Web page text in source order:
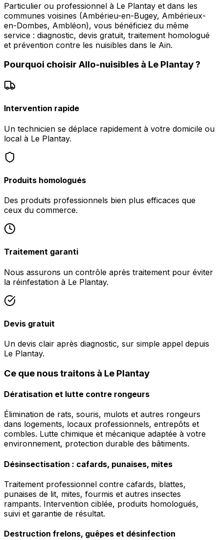
Particulier ou professionnel à Le Plantay et dans les
communes voisines (Ambérieu-en-Bugey, Ambérieux-
en-Dombes, Ambléon), vous bénéficiez du même
service : diagnostic, devis gratuit, traitement homologué
et prévention contre les nuisibles dans le Ain.
Pourquoi choisir Allo-nuisibles à Le Plantay?
Intervention rapide
Un technicien se déplace rapidement à votre domicile ou
local à Le Plantay.
Produits homologués
Des produits professionnels bien plus efficaces que
ceux du commerce.
Traitement garanti
Nous assurons un contrôle après traitement pour éviter
la réinfestation à Le Plantay.
Devis gratuit
Un devis clair après diagnostic, sur simple appel depuis
Le Plantay.
Ce que nous traitons à Le Plantay
Dératisation et lutte contre rongeurs
Élimination de rats, souris, mulots et autres rongeurs
dans logements, locaux professionnels, entrepôts et
combles. Lutte chimique et mécanique adaptée à votre
environnement, protection durable des bâtiments.
Désinsectisation : cafards, punaises, mites
Traitement professionnel contre cafards, blattes,
punaises de lit, mites, fourmis et autres insectes
rampants. Intervention ciblée, produits homologués,
suivi et garantie de résultat.
Destruction frelons, guêpes et désinfection